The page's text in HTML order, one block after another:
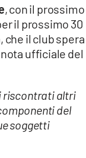
, con il prossimo
il prossimo 30
che il club spera
ufficiale del
riscontrati altri
del
soggetti